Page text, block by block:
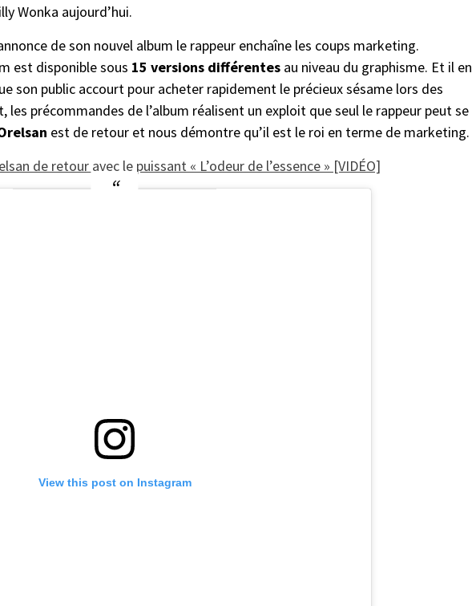
Wonka aujourd’hui.
de son nouvel album le rappeur enchaîne les coups marketing.
est disponible sous 15 versions différentes au niveau du graphisme. Et il en
son public accourt pour acheter rapidement le précieux sésame lors des
les précommandes de l’album réalisent un exploit que seul le rappeur peut se
est de retour et nous démontre qu’il est le roi en terme de marketing.
de retour avec le puissant « L’odeur de l’essence » [VIDÉO]
View this post on Instagram